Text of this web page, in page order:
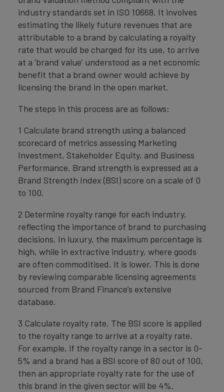
industry standards set in ISO 10668. It involves
estimating the likely future revenues that are
attributable to a brand by calculating a royalty
rate that would be charged for its use, to arrive
at a ‘brand value’ understood as a net economic
benefit that a brand owner would achieve by
licensing the brand in the open market.
The steps in this process are as follows:
1 Calculate brand strength using a balanced
scorecard of metrics assessing Marketing
Investment, Stakeholder Equity, and Business
Performance. Brand strength is expressed as a
Brand Strength Index (BSI) score on a scale of 0
to 100.
2 Determine royalty range for each industry,
reflecting the importance of brand to purchasing
decisions. In luxury, the maximum percentage is
high, while in extractive industry, where goods
are often commoditised, it is lower. This is done
by reviewing comparable licensing agreements
sourced from Brand Finance’s extensive
database.
3 Calculate royalty rate. The BSI score is applied
to the royalty range to arrive at a royalty rate.
For example, if the royalty range in a sector is 0-
5% and a brand has a BSI score of 80 out of 100,
then an appropriate royalty rate for the use of
this brand in the given sector will be 4%.